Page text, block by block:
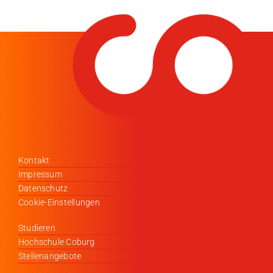
Stellenangebote
Kontakt
Impressum
Datenschutz
Cookie-Einstellungen
Studieren
Hochschule Coburg
Stellenangebote